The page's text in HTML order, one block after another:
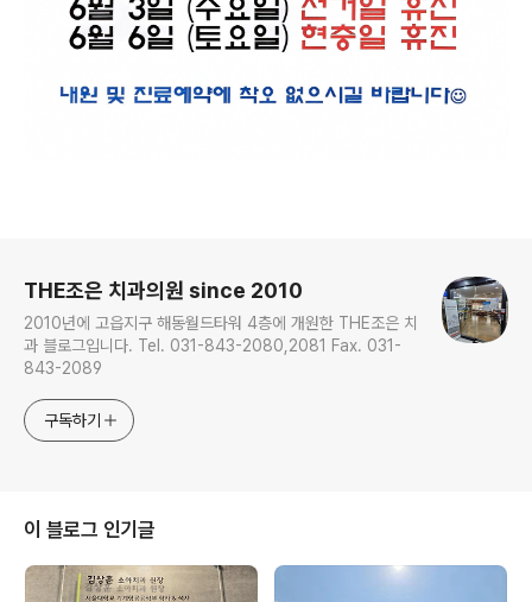
THE조은 치과의원 since 2010
2010년에 고읍지구 해동월드타워 4층에 개원한 THE조은 치
과 블로그입니다. Tel. 031-843-2080,2081 Fax. 031-
843-2089
구독하기
이 블로그 인기글